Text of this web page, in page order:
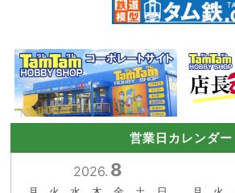
営業日カレンダー
2026. 8